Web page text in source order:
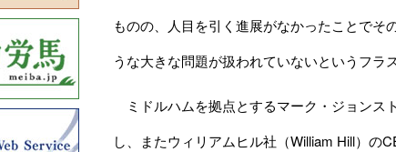
ものの、人目を引く進展がなかったことでそ
うな大きな問題が扱われていないというフラ
ミドルハムを拠点とするマーク・ジョンス
し、またウィリアムヒル社（William Hill）の